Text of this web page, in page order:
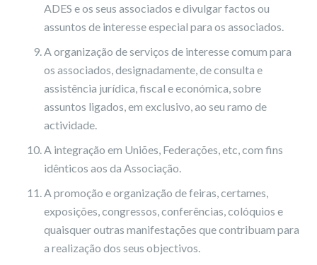
ADES e os seus associados e divulgar factos ou
assuntos de interesse especial para os associados.
A organização de serviços de interesse comum para
os associados, designadamente, de consulta e
assistência jurídica, fiscal e económica, sobre
assuntos ligados, em exclusivo, ao seu ramo de
actividade.
A integração em Uniões, Federações, etc, com fins
idênticos aos da Associação.
A promoção e organização de feiras, certames,
exposições, congressos, conferências, colóquios e
quaisquer outras manifestações que contribuam para
a realização dos seus objectivos.